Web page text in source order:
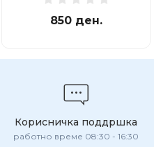
850 ден.
Корисничка поддршка
работно време 08:30 - 16:30